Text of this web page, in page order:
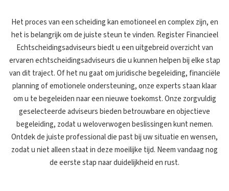
Het proces van een scheiding kan emotioneel en complex zijn, en
het is belangrijk om de juiste steun te vinden. Register Financieel
Echtscheidingsadviseurs biedt u een uitgebreid overzicht van
ervaren echtscheidingsadviseurs die u kunnen helpen bij elke stap
van dit traject. Of het nu gaat om juridische begeleiding, financiële
planning of emotionele ondersteuning, onze experts staan klaar
om u te begeleiden naar een nieuwe toekomst. Onze zorgvuldig
geselecteerde adviseurs bieden betrouwbare en objectieve
begeleiding, zodat u weloverwogen beslissingen kunt nemen.
Ontdek de juiste professional die past bij uw situatie en wensen,
zodat u niet alleen staat in deze moeilijke tijd. Neem vandaag nog
de eerste stap naar duidelijkheid en rust.